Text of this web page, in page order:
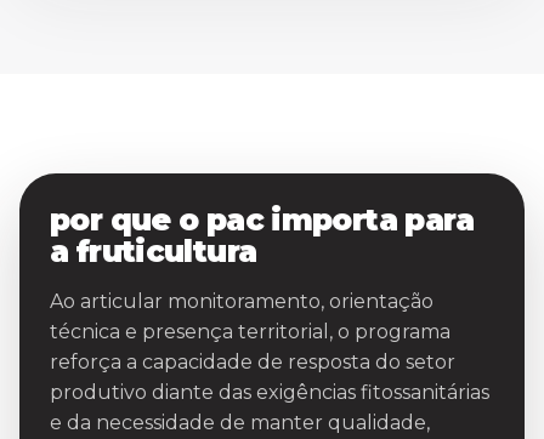
por que o pac importa para
a fruticultura
Ao articular monitoramento, orientação
técnica e presença territorial, o programa
reforça a capacidade de resposta do setor
produtivo diante das exigências fitossanitárias
e da necessidade de manter qualidade,